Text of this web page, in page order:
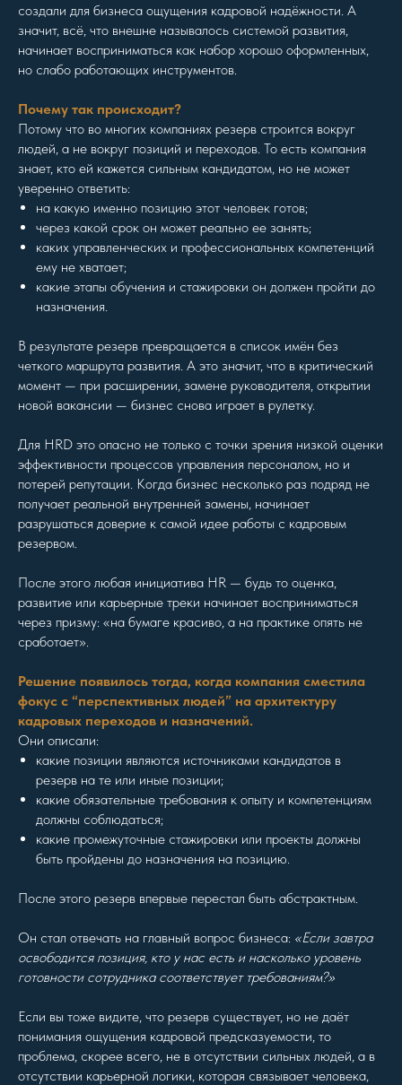
создали для бизнеса ощущения кадровой надёжности. А
значит, всё, что внешне называлось системой развития,
начинает восприниматься как набор хорошо оформленных,
но слабо работающих инструментов.
Почему так происходит?
Потому что во многих компаниях резерв строится вокруг
людей, а не вокруг позиций и переходов. То есть компания
знает, кто ей кажется сильным кандидатом, но не может
уверенно ответить:
на какую именно позицию этот человек готов;
через какой срок он может реально ее занять;
каких управленческих и профессиональных компетенций
ему не хватает;
какие этапы обучения и стажировки он должен пройти до
назначения.
В результате резерв превращается в список имён без
четкого маршрута развития. А это значит, что в критический
момент — при расширении, замене руководителя, открытии
новой вакансии — бизнес снова играет в рулетку.
Для HRD это опасно не только с точки зрения низкой оценки
эффективности процессов управления персоналом, но и
потерей репутации. Когда бизнес несколько раз подряд не
получает реальной внутренней замены, начинает
разрушаться доверие к самой идее работы с кадровым
резервом.
После этого любая инициатива HR — будь то оценка,
развитие или карьерные треки начинает восприниматься
через призму: «на бумаге красиво, а на практике опять не
сработает».
Решение появилось тогда, когда компания сместила
фокус с “перспективных людей” на архитектуру
кадровых переходов и назначений.
Они описали:
какие позиции являются источниками кандидатов в
резерв на те или иные позиции;
какие обязательные требования к опыту и компетенциям
должны соблюдаться;
какие промежуточные стажировки или проекты должны
быть пройдены до назначения на позицию.
После этого резерв впервые перестал быть абстрактным.
Он стал отвечать на главный вопрос бизнеса: «Если завтра
освободится позиция, кто у нас есть и насколько уровень
готовности сотрудника соответствует требованиям?»
Если вы тоже видите, что резерв существует, но не даёт
понимания ощущения кадровой предсказуемости, то
проблема, скорее всего, не в отсутствии сильных людей, а в
отсутствии карьерной логики, которая связывает человека,